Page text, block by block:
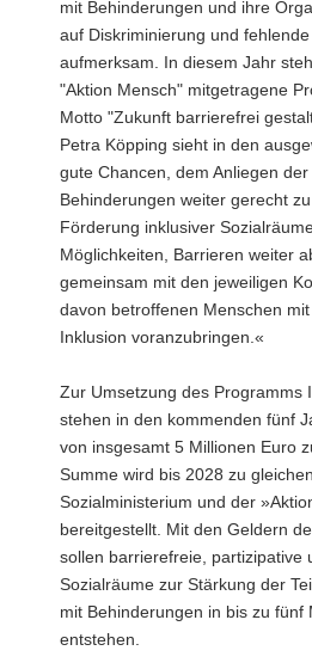
mit Behinderungen und ihre
auf Diskriminierung und
aufmerksam. In diesem Jahr
"Aktion Mensch" mitgetragene
Motto "Zukunft barrierefrei
Petra Köpping sieht in den
gute Chancen, dem Anliegen
Behinderungen weiter gerecht
Förderung inklusiver
Möglichkeiten, Barrieren weiter
gemeinsam mit den jeweiligen
davon betroffenen Menschen
Inklusion voranzubringen.«
Zur Umsetzung des Programms
stehen in den kommenden fünf
von insgesamt 5 Millionen Euro
Summe wird bis 2028 zu
Sozialministerium und der
bereitgestellt. Mit den Geldern
sollen barrierefreie, partizipative
Sozialräume zur Stärkung der
mit Behinderungen in bis zu fünf
entstehen.